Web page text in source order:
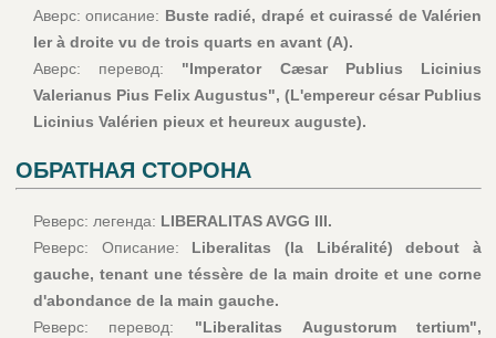
Аверс: описание: Buste radié, drapé et cuirassé de Valérien
Ier à droite vu de trois quarts en avant (A).
Аверс: перевод: "Imperator Cæsar Publius Licinius
Valerianus Pius Felix Augustus", (L'empereur césar Publius
Licinius Valérien pieux et heureux auguste).
ОБРАТНАЯ СТОРОНА
Реверс: легенда: LIBERALITAS AVGG III.
Реверс: Описание: Liberalitas (la Libéralité) debout à
gauche, tenant une téssère de la main droite et une corne
d'abondance de la main gauche.
Реверс: перевод: "Liberalitas Augustorum tertium",